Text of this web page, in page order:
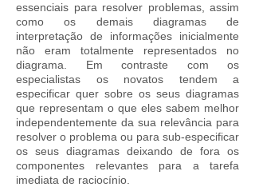
essenciais para resolver problemas, assim
como os demais diagramas de
interpretação de informações inicialmente
não eram totalmente representados no
diagrama. Em contraste com os
especialistas os novatos tendem a
especificar quer sobre os seus diagramas
que representam o que eles sabem melhor
independentemente da sua relevância para
resolver o problema ou para sub-especificar
os seus diagramas deixando de fora os
componentes relevantes para a tarefa
imediata de raciocínio.